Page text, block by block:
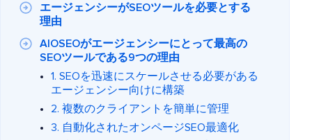
エージェンシーがSEOツールを必要とする
理由
AIOSEOがエージェンシーにとって最高の
SEOツールである9つの理由
1. SEOを迅速にスケールさせる必要がある
エージェンシー向けに構築
2. 複数のクライアントを簡単に管理
3. 自動化されたオンページSEO最適化